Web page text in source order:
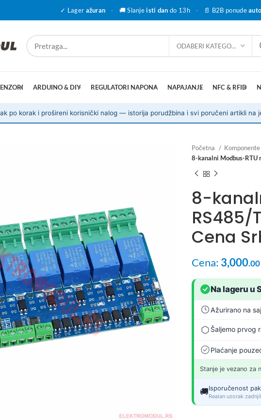
✓ Lager ažuran · 🚚 Slanjeisti dan do 13h · 📄 B2B ponude
ODABERI KATEGORIJU
ARDUINO & DIY REGULATORI NAPONA NAPAJANJE NFC & RFID
po korak i prošireni korisnički nalog — istorija porudžbina i svi poručeni artikli na
Početna
8-kanalni Modbus-RTU
8-
RS485/
Cena
Cena: 3,000.00
Na lageru u
Ažurirano na
Šaljemo prvog
Plaćanje
Stanje je vezano za
🚚Isporučenost
Realan uzorak